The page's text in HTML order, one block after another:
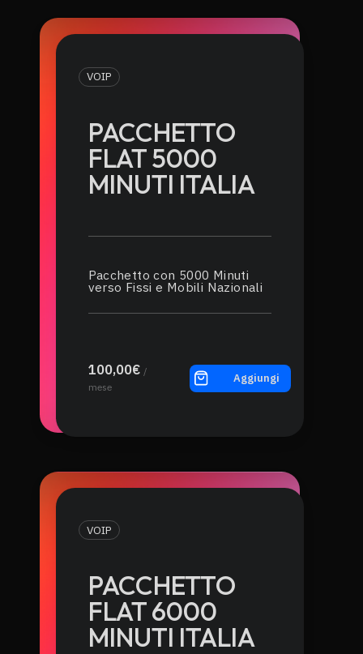
VOIP
PACCHETTO
FLAT 5000
MINUTI ITALIA
Pacchetto con 5000 Minuti
verso Fissi e Mobili Nazionali
100,00€ /
mese
Aggiungi
VOIP
PACCHETTO
FLAT 6000
MINUTI ITALIA